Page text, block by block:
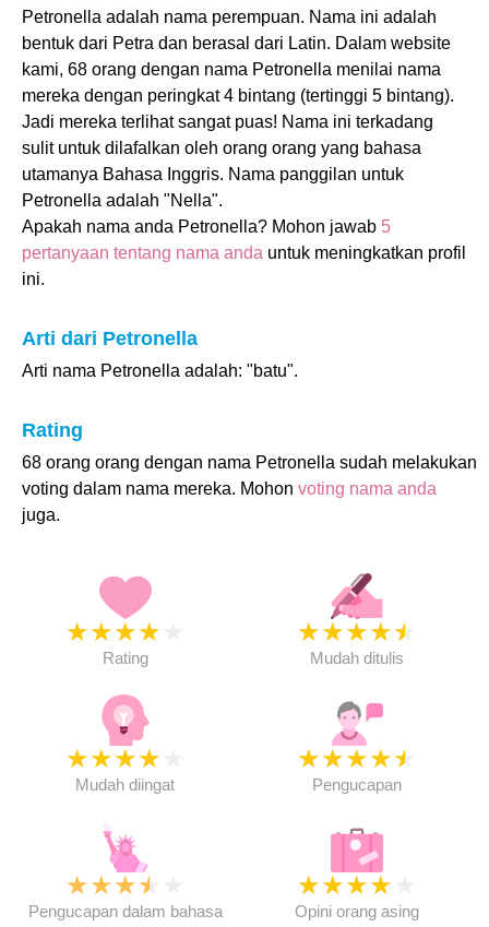
Petronella adalah nama perempuan. Nama ini adalah
bentuk dari Petra dan berasal dari Latin. Dalam website
kami, 68 orang dengan nama Petronella menilai nama
mereka dengan peringkat 4 bintang (tertinggi 5 bintang).
Jadi mereka terlihat sangat puas! Nama ini terkadang
sulit untuk dilafalkan oleh orang orang yang bahasa
utamanya Bahasa Inggris. Nama panggilan untuk
Petronella adalah "Nella".
Apakah nama anda Petronella? Mohon jawab 5
pertanyaan tentang nama anda untuk meningkatkan profil
ini.
Arti dari Petronella
Arti nama Petronella adalah: "batu".
Rating
68 orang orang dengan nama Petronella sudah melakukan
voting dalam nama mereka. Mohon voting nama anda
juga.
★★★★
Rating
★★★★★
Mudah ditulis
★★★★
Mudah diingat
★★★★★
Pengucapan
★★★★
Pengucapan dalam bahasa
★★★★
Opini orang asing